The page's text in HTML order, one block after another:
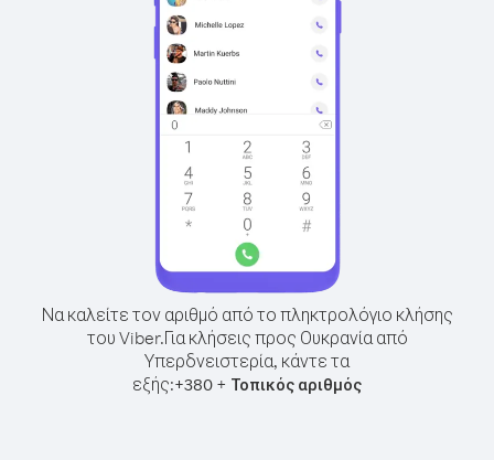
Να καλείτε τον αριθμό από το πληκτρολόγιο κλήσης
του Viber.Για κλήσεις προς Ουκρανία από
Υπερδνειστερία, κάντε τα
εξής:+380 + Τοπικός αριθμός